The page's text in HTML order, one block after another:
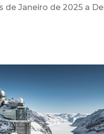
de Janeiro de 2025 a